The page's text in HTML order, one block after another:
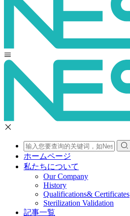
ホームページ
私たちについて
Our Company
History
Qualifications& Certificates
Sterilization Validation
記事一覧